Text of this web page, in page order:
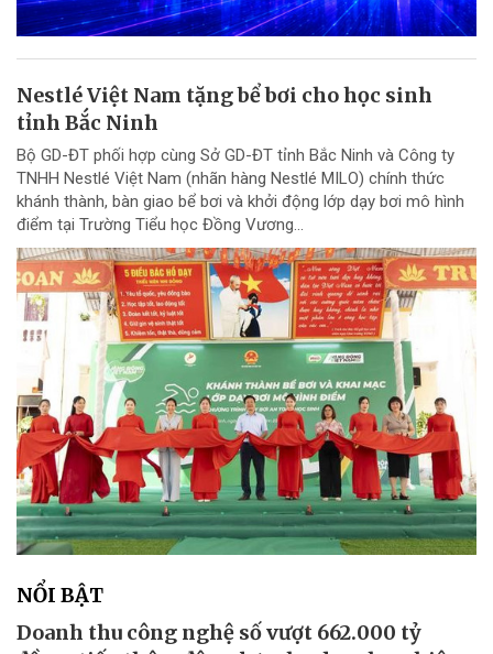
Nestlé Việt Nam tặng bể bơi cho học sinh
tỉnh Bắc Ninh
Bộ GD-ĐT phối hợp cùng Sở GD-ĐT tỉnh Bắc Ninh và Công ty
TNHH Nestlé Việt Nam (nhãn hàng Nestlé MILO) chính thức
khánh thành, bàn giao bể bơi và khởi động lớp dạy bơi mô hình
điểm tại Trường Tiểu học Đồng Vương...
NỔI BẬT
Doanh thu công nghệ số vượt 662.000 tỷ